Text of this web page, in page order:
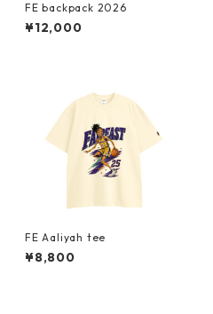
FE backpack 2026
¥12,000
FE Aaliyah tee
¥8,800